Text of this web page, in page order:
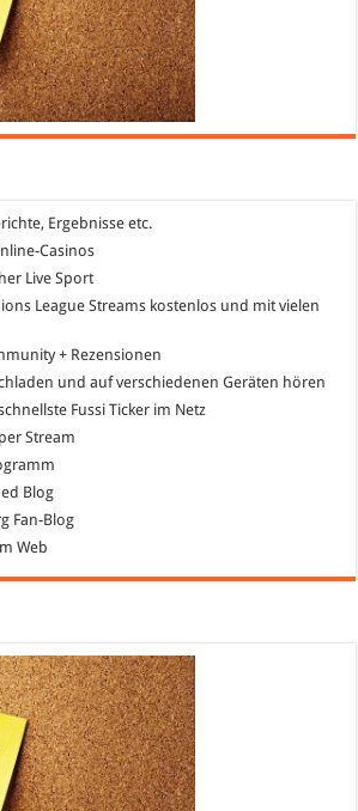
Ergebnisse etc.
Casinos
Live Sport
League Streams kostenlos und mit vielen
+ Rezensionen
und auf verschiedenen Geräten hören
Fussi Ticker im Netz
Stream
Blog
Fan-Blog
Web